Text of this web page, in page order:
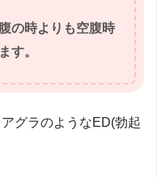
の時よりも空腹時
す。
グラのようなED(勃起